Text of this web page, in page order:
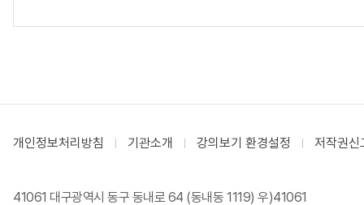
개인정보처리방침 기관소개 강의보기 환경설정 저작권신
41061 대구광역시 동구 동내로 64 (동내동 1119) 우)41061